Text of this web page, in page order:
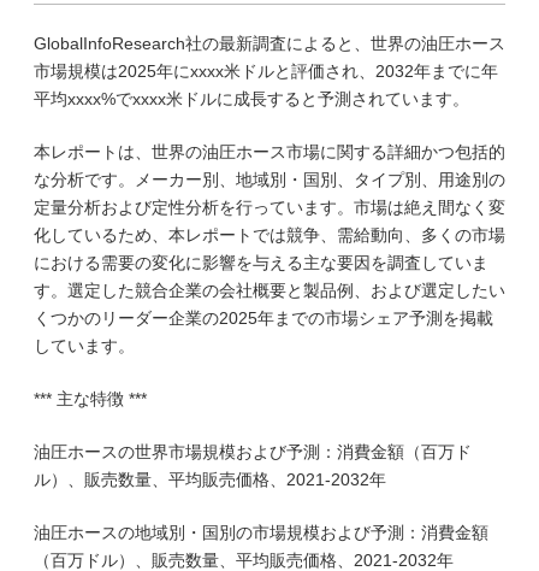
GlobalInfoResearch社の最新調査によると、世界の油圧ホース
市場規模は2025年にxxxx米ドルと評価され、2032年までに年
平均xxxx%でxxxx米ドルに成長すると予測されています。
本レポートは、世界の油圧ホース市場に関する詳細かつ包括的
な分析です。メーカー別、地域別・国別、タイプ別、用途別の
定量分析および定性分析を行っています。市場は絶え間なく変
化しているため、本レポートでは競争、需給動向、多くの市場
における需要の変化に影響を与える主な要因を調査していま
す。選定した競合企業の会社概要と製品例、および選定したい
くつかのリーダー企業の2025年までの市場シェア予測を掲載
しています。
*** 主な特徴 ***
油圧ホースの世界市場規模および予測：消費金額（百万ド
ル）、販売数量、平均販売価格、2021-2032年
油圧ホースの地域別・国別の市場規模および予測：消費金額
（百万ドル）、販売数量、平均販売価格、2021-2032年